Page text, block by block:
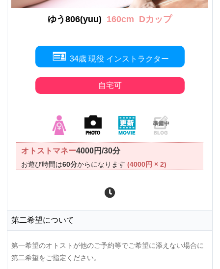
ゆう806(yuu) 160cm Dカップ
34歳 現役 インストラクター
自宅可
オトストマネー4000円/30分
お遊び時間は60分からになります(4000円 × 2)
第二希望について
第一希望のオトストが他のご予約等でご希望に添えない場合に
第二希望をご指定ください。